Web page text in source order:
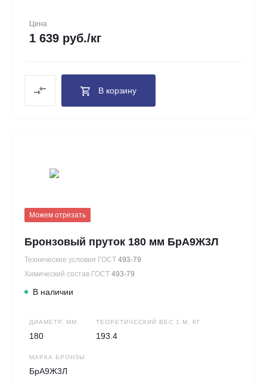
Цена
1 639 руб./кг
В корзину
Можем отрезать
Бронзовый пруток 180 мм БрА9Ж3Л
Технические условия ГОСТ 493-79
Химический состав ГОСТ 493-79
В наличии
ДИАМЕТР, ММ
180
ТЕОРЕТИЧЕСКИЙ ВЕС 1 М, КГ
193.4
МАРКА БРОНЗЫ
БрА9Ж3Л